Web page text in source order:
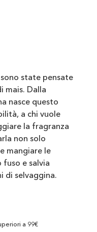
state pensate
mais. Dalla
nasce questo
a chi vuole
la fragranza
non solo
mangiare le
e salvia
di selvaggina.
a 99€